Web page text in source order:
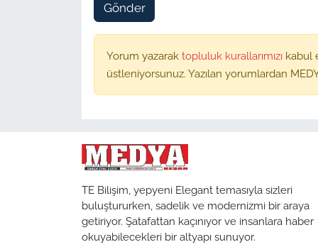
Gönder
Yorum yazarak topluluk kurallarımızı kabul
üstleniyorsunuz. Yazılan yorumlardan
TE Bilişim, yepyeni Elegant temasıyla sizleri
buluştururken, sadelik ve modernizmi bir araya
getiriyor. Şatafattan kaçınıyor ve insanlara haber
okuyabilecekleri bir altyapı sunuyor.